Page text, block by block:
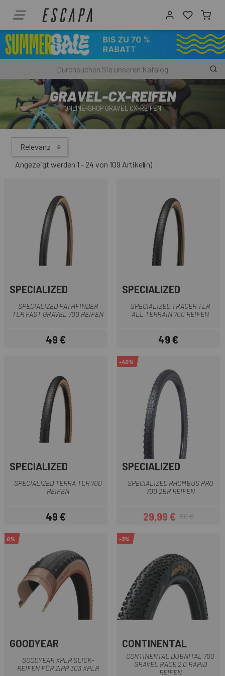
GRAVEL-CX-REIFEN
ONLINE-SHOP GRAVEL CX-REIFEN
Relevanz
Angezeigt werden 1 - 24 von 109 Artikel(n)
SPECIALIZED
SPECIALIZED PATHFINDER
TLR FAST GRAVEL 700 REIFEN
Preis
49 €
SPECIALIZED
SPECIALIZED TRACER TLR
ALL TERRAIN 700 REIFEN
Preis
49 €
SPECIALIZED
SPECIALIZED TERRA TLR 700
REIFEN
Preis
49 €
-40%
SPECIALIZED
SPECIALIZED RHOMBUS PRO
700 2BR REIFEN
Preis
29,99 €Regulärer Preis
50 €
0%
GOODYEAR
GOODYEAR XPLR SLICK-
REIFEN FÜR ZIPP 303 XPLR
-3%
CONTINENTAL
CONTINENTAL DUBNITAL 700
GRAVEL RACE 2.0 RAPID
REIFEN